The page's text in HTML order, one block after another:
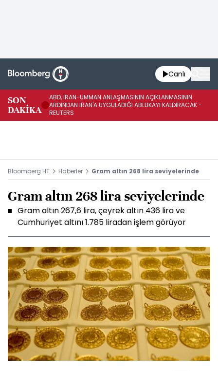
Canlı
SON
DAKİKA
ABD, İRAN-UMMAN ANLAŞMASININ AÇIKLANMASININ
ARDINDAN İRAN'A UYGULADIĞI ABLUKAYI KALDIRACAK -
REUTERS
Bloomberg HT Haberler Gram altın 268 lira seviyelerinde
Gram altın 268 lira seviyelerinde
Gram altın 267,6 lira, çeyrek altın 436 lira ve
Cumhuriyet altını 1.785 liradan işlem görüyor